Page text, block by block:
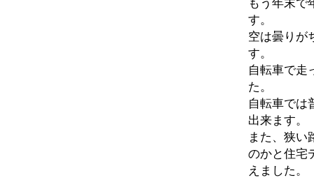
もう年末で
す。
空は曇りが
す。
自転車で走
た。
自転車では
出来ます。
また、狭い
のかと住宅
えました。